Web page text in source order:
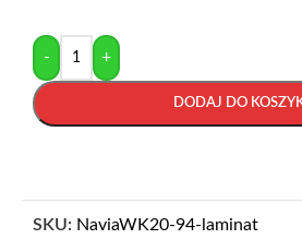
- +
DODAJ DO
SKU: NaviaWK20-94-laminat